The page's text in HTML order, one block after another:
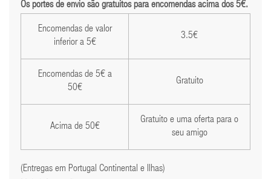
Os portes de envio são gratuitos para encomendas acima dos 5€.
Encomendas de valor
inferior a 5€
3.5€
Encomendas de 5€ a
50€
Gratuito
Acima de 50€
Gratuito e uma oferta para o
seu amigo
(Entregas em Portugal Continental e Ilhas)